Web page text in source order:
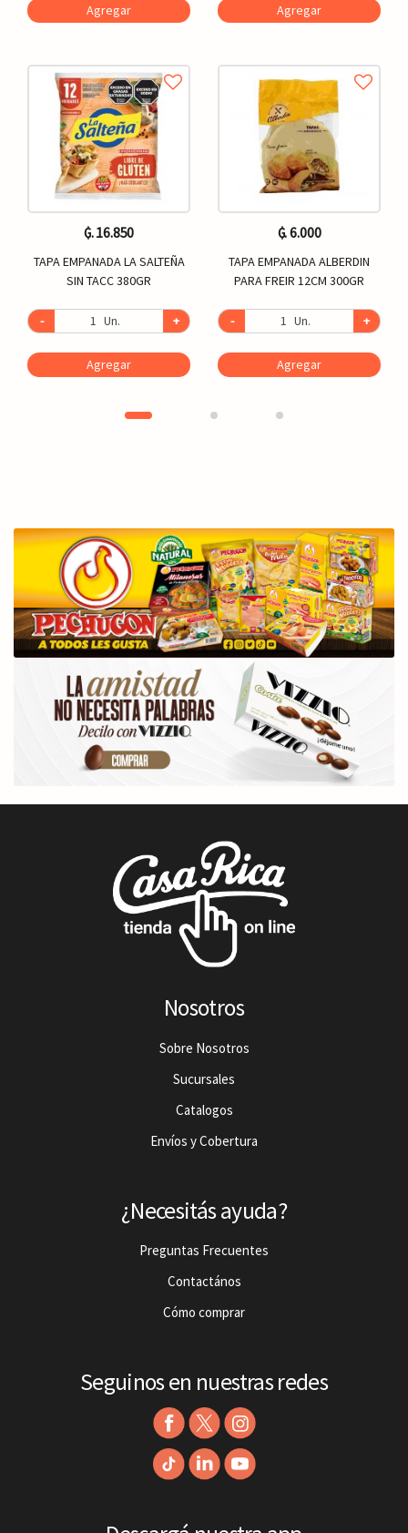
Agregar
₲. 16.850
TAPA EMPANADA LA SALTEÑA
SIN TACC 380GR
- Un. +
Agregar
Agregar
₲. 6.000
TAPA EMPANADA ALBERDIN
PARA FREIR 12CM 300GR
- Un. +
Agregar
Nosotros
Sobre Nosotros
Sucursales
Catalogos
Envíos y Cobertura
¿Necesitás ayuda?
Preguntas Frecuentes
Contactános
Cómo comprar
Seguinos en nuestras redes